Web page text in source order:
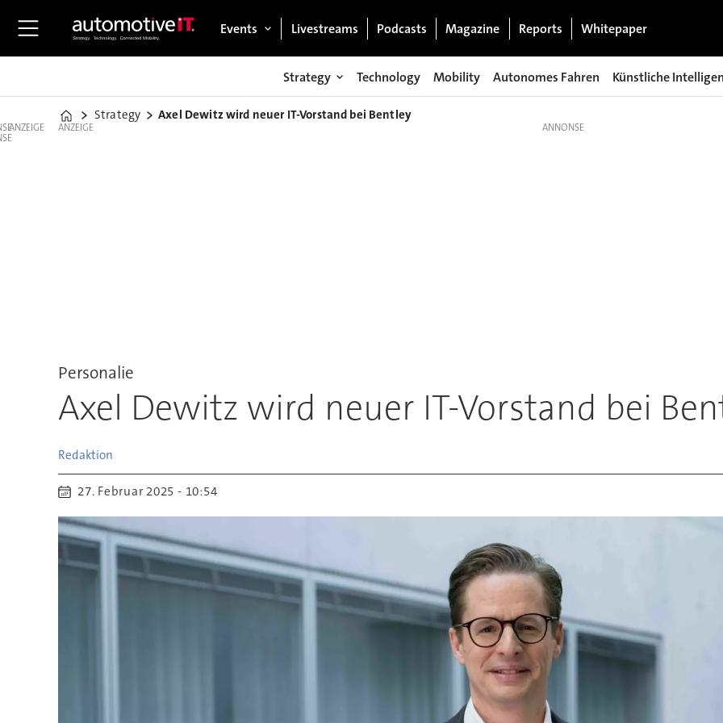
Events Livestreams Podcasts Magazine Reports Whitepaper
Strategy Technology Mobility Autonomes Fahren Künstliche
Home
Strategy Axel Dewitz wird neuer IT-Vorstand bei Bentley
ANZEIGE ANZEIGE
Personalie
Axel Dewitz wird neuer IT-Vorstand bei
Redaktion
27. Februar 2025 - 10:54